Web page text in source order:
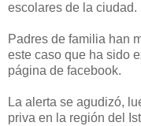
escolares de la ciudad.
Padres de familia han
este caso que ha sido
página de facebook.
La alerta se agudizó,
priva en la región del